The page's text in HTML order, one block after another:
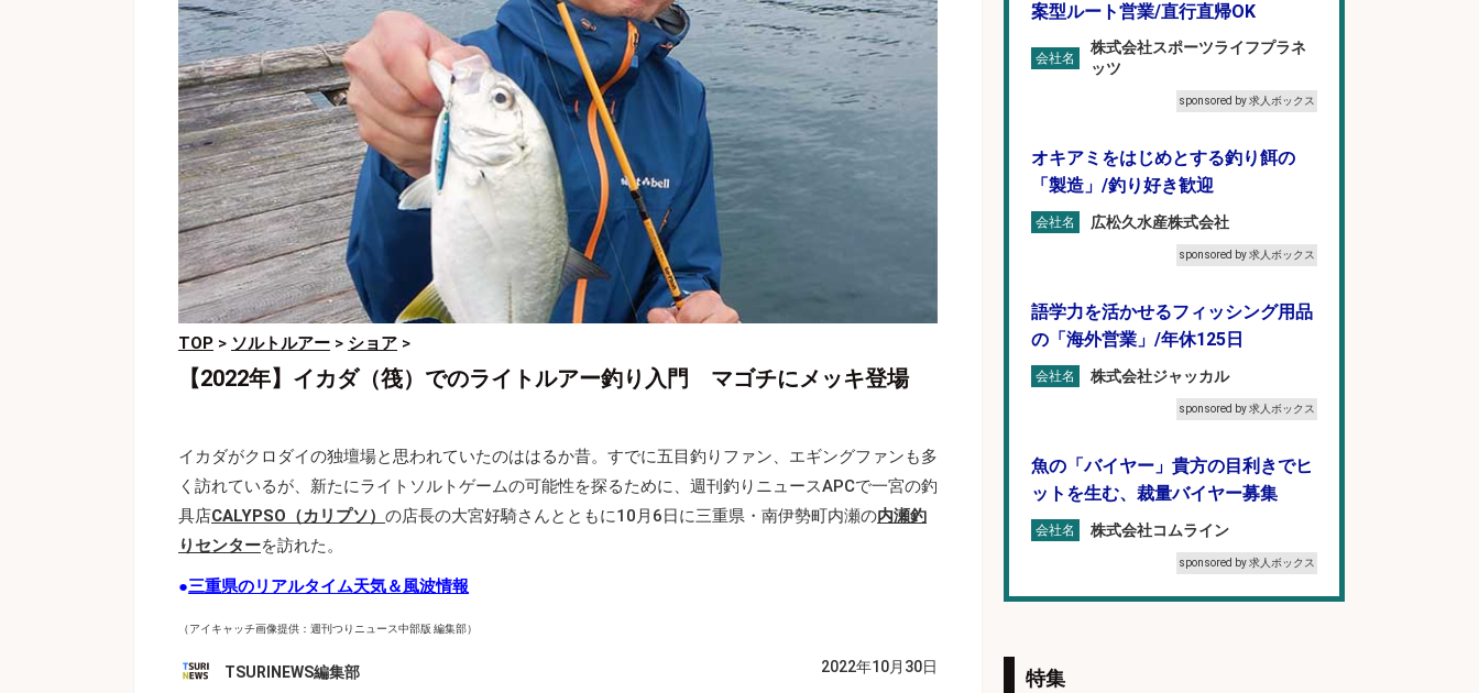
TOP > ソルトルアー > ショア >
【2022年】イカダ（筏）でのライトルアー釣り入門 マゴチにメッキ登場
イカダがクロダイの独壇場と思われていたのははるか昔。すでに五目釣りファン、エギングファンも多
く訪れているが、新たにライトソルトゲームの可能性を探るために、週刊釣りニュースAPCで一宮の釣
具店CALYPSO（カリプソ） の店長の大宮好騎さんとともに10月6日に三重県・南伊勢町内瀬の内瀬釣
りセンターを訪れた。
●三重県のリアルタイム天気＆風波情報
（アイキャッチ画像提供：週刊つりニュース中部版 編集部）
TSURINEWS編集部 2022年10月30日
案型ルート営業/直行直帰OK
会社名
株式会社スポーツライフプラネ
ッツ
sponsored by 求人ボックス
オキアミをはじめとする釣り餌の
「製造」/釣り好き歓迎
会社名 広松久水産株式会社
sponsored by 求人ボックス
語学力を活かせるフィッシング用品
の「海外営業」/年休125日
会社名 株式会社ジャッカル
sponsored by 求人ボックス
魚の「バイヤー」貴方の目利きでヒ
ットを生む、裁量バイヤー募集
会社名 株式会社コムライン
sponsored by 求人ボックス
会社名
特集